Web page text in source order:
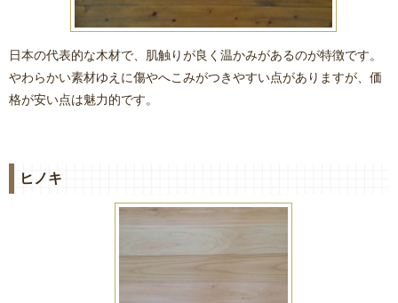
日本の代表的な木材で、肌触りが良く温かみがあるのが特徴です。
やわらかい素材ゆえに傷やへこみがつきやすい点がありますが、価
格が安い点は魅力的です。
ヒノキ